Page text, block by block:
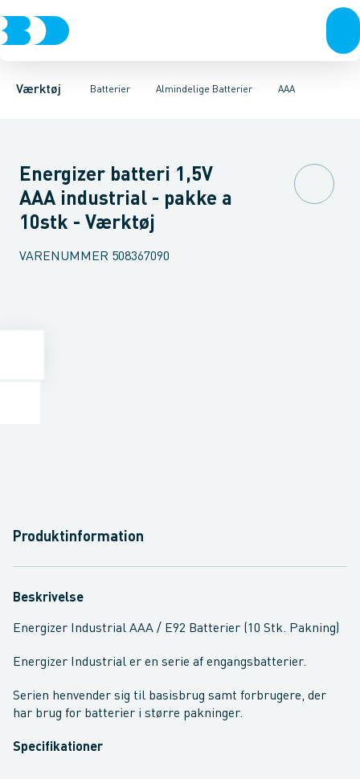
Værktøj Batterier
Akku- & elværktøjHåndværktøjRørværktøj Bits & toppe
Almindelige Batterier
Almindelige Batterier Genopladelige Batterier AAA
AAAAAC
Energizer batteri 1,5V
AAA industrial - pakke a
10stk - Værktøj
VARENUMMER 508367090
Produktinformation
Beskrivelse
Energizer Industrial AAA / E92 Batterier (10 Stk. Pakning)
Energizer Industrial er en serie af engangsbatterier.
Serien henvender sig til basisbrug samt forbrugere, der
har brug for batterier i større pakninger.
Specifikationer